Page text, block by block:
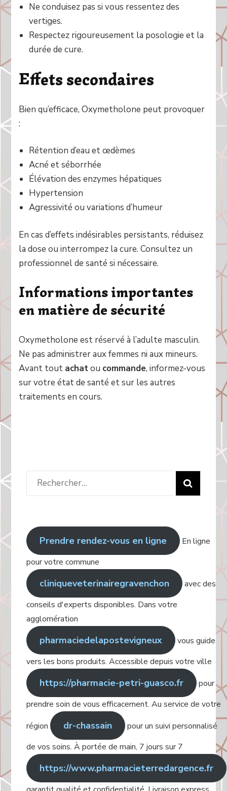
Ne conduisez pas si vous ressentez des
vertiges.
Respectez rigoureusement la posologie et la
durée de cure.
Effets secondaires
Bien qu’efficace, Oxymetholone peut provoquer
:
Rétention d’eau et œdèmes
Acné et séborrhée
Élévation des enzymes hépatiques
Hypertension
Agressivité ou variations d’humeur
En cas d’effets indésirables persistants, réduisez
la dose ou interrompez la cure. Consultez un
professionnel de santé si nécessaire.
Informations importantes
en matière de sécurité
Oxymetholone est réservé à l’adulte masculin.
Ne pas administrer aux femmes ni aux mineurs.
Avant tout achatou commande, informez-vous
sur votre état de santé et sur les autres
traitements en cours.
Rechercher
:
Prendre rendez-vous en ligne
En ligne
pour votre commune
cliniqueveterinairegravenchon
avec des
conseils d'experts disponibles. Dans votre
agglomération
pharmaciedelapostevigneux
vous guide
vers les bons produits. Accessible depuis votre ville
https://pharmacie-petri-guasco.fr
pour
prendre soin de vous efficacement. Au service de votre
région
dr-chassain
pour un suivi personnalisé
de vos soins. À portée de main, 7 jours sur 7
https://www.pharmacieterredargence.fr